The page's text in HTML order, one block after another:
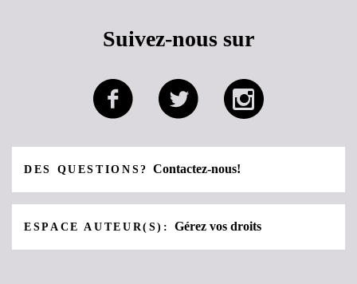
Suivez-nous sur
DES QUESTIONS?Contactez-nous!
ESPACE AUTEUR(S):Gérez vos droits